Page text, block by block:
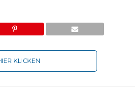
KLICKEN